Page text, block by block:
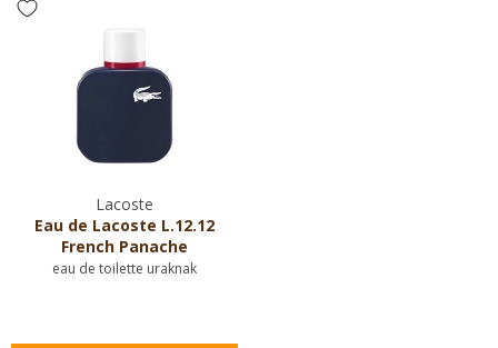
Lacoste
Eau de Lacoste L.12.12
French Panache
eau de toilette uraknak